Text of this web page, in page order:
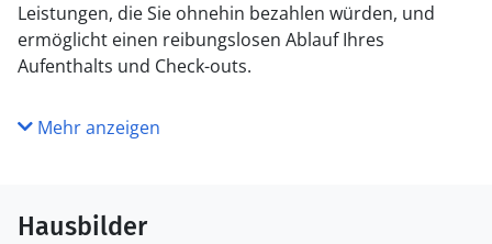
Leistungen, die Sie ohnehin bezahlen würden, und
ermöglicht einen reibungslosen Ablauf Ihres
Aufenthalts und Check-outs.
Mehr anzeigen
Hausbilder